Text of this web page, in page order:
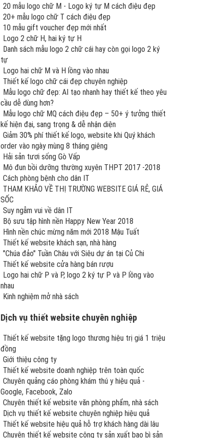
20 mẫu logo chữ M - Logo ký tự M cách điệu đẹp
20+ mẫu logo chữ T cách điệu đẹp
10 mẫu gift voucher đẹp mới nhất
Logo 2 chữ H, hai ký tự H
Danh sách mẫu logo 2 chữ cái hay còn gọi logo 2 ký
tự
Logo hai chữ M và H lồng vào nhau
Thiết kế logo chữ cái đẹp chuyên nghiệp
Mẫu logo chữ đẹp: AI tạo nhanh hay thiết kế theo yêu
cầu dễ dùng hơn?
Mẫu logo chữ MQ cách điệu đẹp – 50+ ý tưởng thiết
kế hiện đại, sang trọng & dễ nhận diện
Giảm 30% phí thiết kế logo, website khi Quý khách
order vào ngày mùng 8 tháng giêng
Hải sản tươi sống Gò Vấp
Mô đun bồi dưỡng thường xuyên THPT 2017 -2018
Cách phòng bệnh cho dân IT
THAM KHẢO VỀ THỊ TRƯỜNG WEBSITE GIÁ RẺ, GIÁ
SỐC
Suy ngẫm vui về dân IT
Bộ sưu tập hình nền Happy New Year 2018
Hình nền chúc mừng năm mới 2018 Mậu Tuất
Thiết kế website khách sạn, nhà hàng
"Chúa đảo" Tuần Châu với Siêu dự án tại Củ Chi
Thiết kế website cửa hàng bán rượu
Logo hai chữ P và P, logo 2 ký tự P và P lồng vào
nhau
Kinh nghiệm mở nhà sách
Dịch vụ thiết website chuyên nghiệp
Thiết kế website tặng logo thương hiệu trị giá 1 triệu
đồng
Giới thiệu công ty
Thiết kế website doanh nghiệp trên toàn quốc
Chuyên quảng cáo phòng khám thú y hiệu quả -
Google, Facebook, Zalo
Chuyên thiết kế website văn phòng phẩm, nhà sách
Dịch vụ thiết kế website chuyên nghiệp hiệu quả
Thiết kế website hiệu quả hỗ trợ khách hàng dài lâu
Chuyên thiết kế website công ty sản xuất bao bì sản